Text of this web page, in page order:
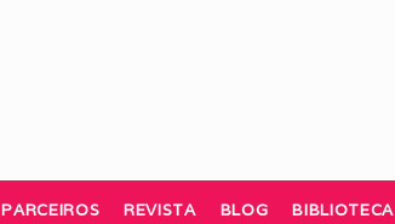
PARCEIROS REVISTA BLOG BIBLIOTECA